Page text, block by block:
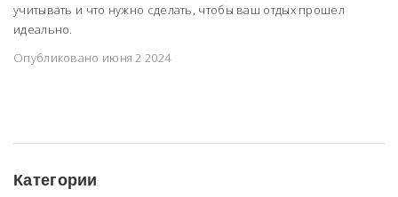
учитывать и что нужно сделать, чтобы ваш отдых прошел
идеально.
Опубликовано июня 2 2024
Категории